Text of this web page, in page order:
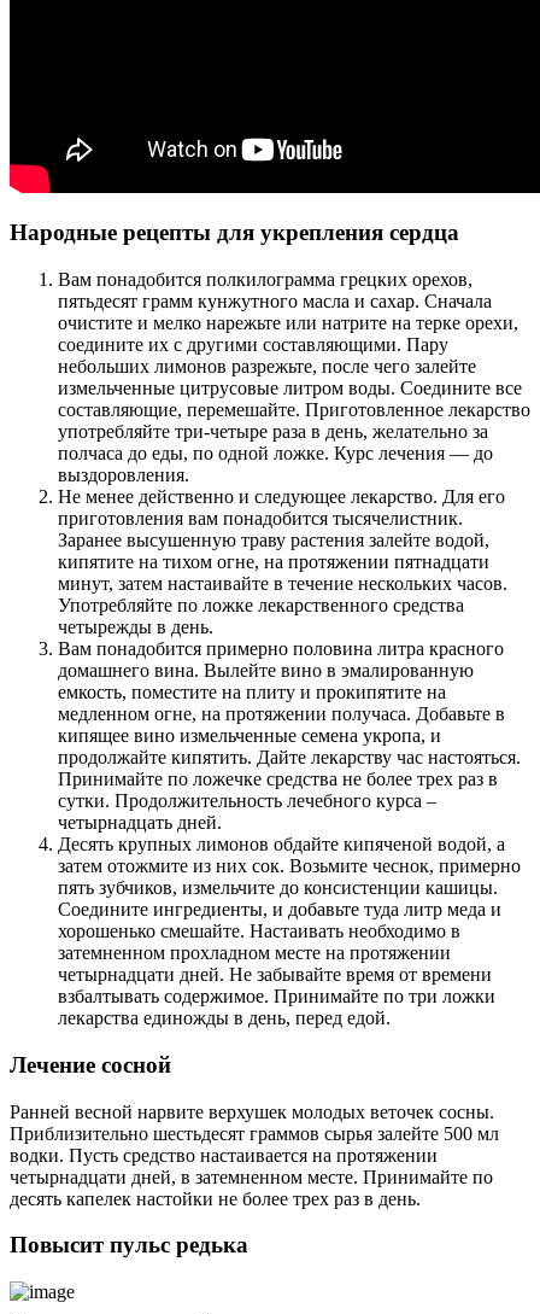
Народные рецепты для укрепления сердца
Вам понадобится полкилограмма грецких орехов,
пятьдесят грамм кунжутного масла и сахар. Сначала
очистите и мелко нарежьте или натрите на терке орехи,
соедините их с другими составляющими. Пару
небольших лимонов разрежьте, после чего залейте
измельченные цитрусовые литром воды. Соедините все
составляющие, перемешайте. Приготовленное лекарство
употребляйте три-четыре раза в день, желательно за
полчаса до еды, по одной ложке. Курс лечения — до
выздоровления.
Не менее действенно и следующее лекарство. Для его
приготовления вам понадобится тысячелистник.
Заранее высушенную траву растения залейте водой,
кипятите на тихом огне, на протяжении пятнадцати
минут, затем настаивайте в течение нескольких часов.
Употребляйте по ложке лекарственного средства
четырежды в день.
Вам понадобится примерно половина литра красного
домашнего вина. Вылейте вино в эмалированную
емкость, поместите на плиту и прокипятите на
медленном огне, на протяжении получаса. Добавьте в
кипящее вино измельченные семена укропа, и
продолжайте кипятить. Дайте лекарству час настояться.
Принимайте по ложечке средства не более трех раз в
сутки. Продолжительность лечебного курса –
четырнадцать дней.
Десять крупных лимонов обдайте кипяченой водой, а
затем отожмите из них сок. Возьмите чеснок, примерно
пять зубчиков, измельчите до консистенции кашицы.
Соедините ингредиенты, и добавьте туда литр меда и
хорошенько смешайте. Настаивать необходимо в
затемненном прохладном месте на протяжении
четырнадцати дней. Не забывайте время от времени
взбалтывать содержимое. Принимайте по три ложки
лекарства единожды в день, перед едой.
Лечение сосной
Ранней весной нарвите верхушек молодых веточек сосны.
Приблизительно шестьдесят граммов сырья залейте 500 мл
водки. Пусть средство настаивается на протяжении
четырнадцати дней, в затемненном месте. Принимайте по
десять капелек настойки не более трех раз в день.
Повысит пульс редька